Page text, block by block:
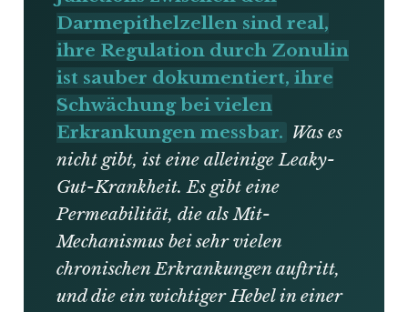
Darmepithelzellen sind real,
ihre Regulation durch Zonulin
ist sauber dokumentiert, ihre
Schwächung bei vielen
Erkrankungen messbar. Was es
nicht gibt, ist eine alleinige Leaky-
Gut-Krankheit. Es gibt eine
Permeabilität, die als Mit-
Mechanismus bei sehr vielen
chronischen Erkrankungen auftritt,
und die ein wichtiger Hebel in einer